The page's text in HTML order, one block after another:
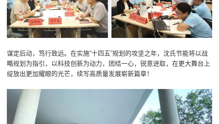
谋定后动，笃行致远。在实施“十四五”规划的攻坚之年，沈氏节能将以战
略规划为指引，以科技创新为动力，团结一心，锐意进取，在更大舞台上
绽放出更加耀眼的光芒，续写高质量发展崭新篇章！